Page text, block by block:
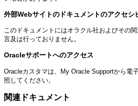
外部Webサイトのドキュメントのアクセシ
このドキュメントにはオラクル社およびその
言及は行っておりません。
Oracleサポートへのアクセス
Oracleカスタマは、My Oracle Supportから電
照してください。
関連ドキュメント